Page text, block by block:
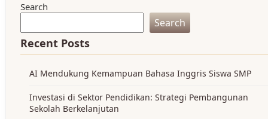
Search
Search
Recent Posts
AI Mendukung Kemampuan Bahasa Inggris Siswa SMP
Investasi di Sektor Pendidikan: Strategi Pembangunan
Sekolah Berkelanjutan